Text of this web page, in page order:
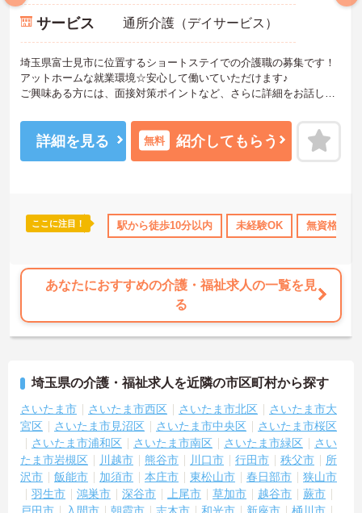
研修制度あり 産休･育休･介護休暇取得実績あり ボーナス・
サービス 通所介護（デイサービス）
埼玉県富士見市に位置するショートステイでの介護職の募集です！
アットホームな就業環境☆安心して働いていただけます♪
ご興味ある方には、面接対策ポイントなど、さらに詳細をお話しい
詳細を見る 無料 紹介してもらう
ここに注目！ 駅から徒歩10分以内 未経験OK 無資格OK
あなたにおすすめの介護・福祉求人の一覧を見
る
埼玉県の介護・福祉求人を近隣の市区町村から探す
さいたま市 さいたま市西区 さいたま市北区
さいたま市大
宮区
さいたま市見沼区 さいたま市中央区
さいたま市桜区
さいたま市浦和区
さいたま市南区 さいたま市緑区
さい
たま市岩槻区
川越市 熊谷市 川口市 行田市 秩父市
所
沢市
飯能市 加須市 本庄市 東松山市 春日部市
狭山市
羽生市
鴻巣市 深谷市 上尾市 草加市 越谷市
蕨市
戸田市
入間市 朝霞市 志木市 和光市 新座市 桶川市